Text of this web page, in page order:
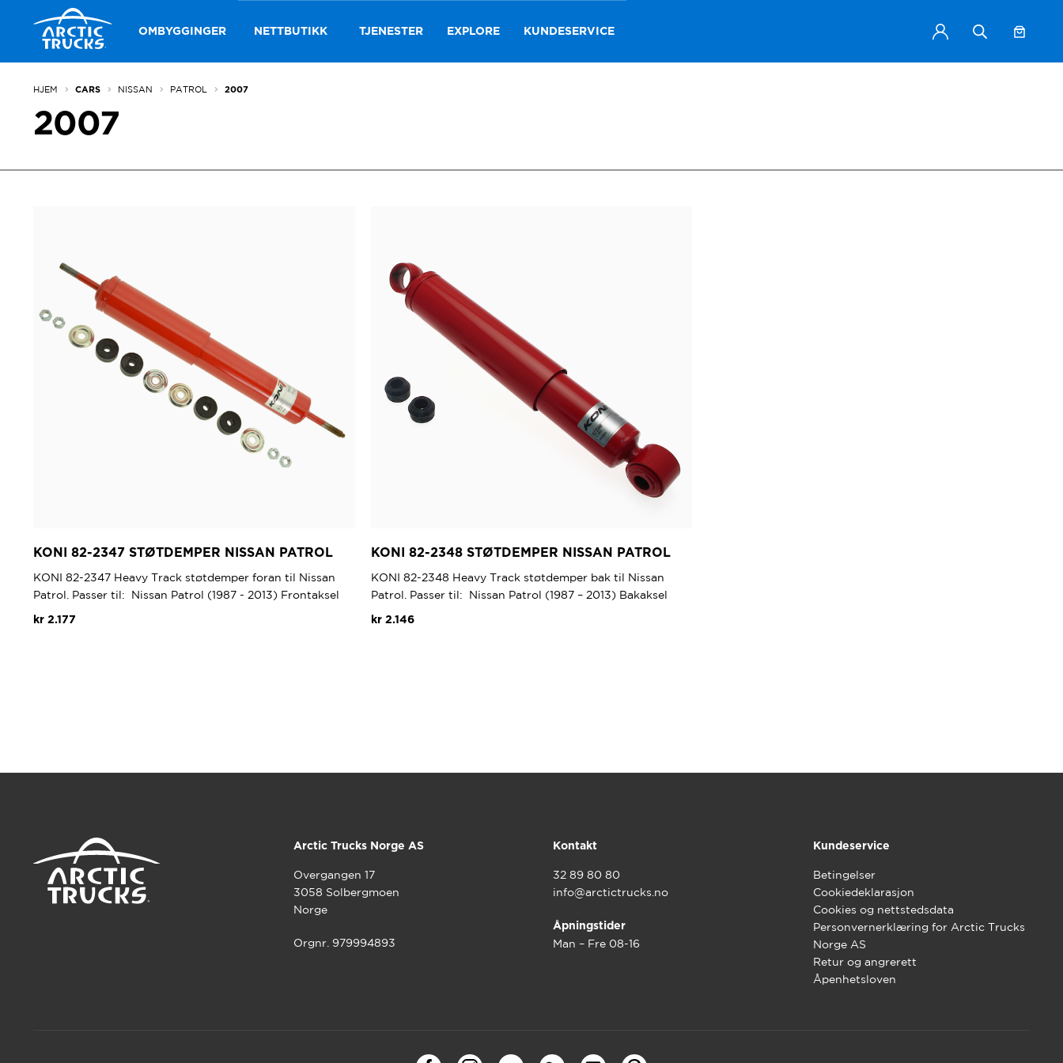
Hopp
til
navigasjon
Hopp
til
innhold
OMBYGGINGER NETTBUTIKK TJENESTER EXPLORE KUNDESERVICE
HJEM CARS NISSAN PATROL 2007
2007
KONI 82-2347 STØTDEMPER NISSAN PATROL
KONI 82-2347 Heavy Track støtdemper foran til Nissan
Patrol. Passer til: Nissan Patrol (1987 - 2013) Frontaksel
kr 2.177
KONI 82-2348 STØTDEMPER NISSAN PATROL
KONI 82-2348 Heavy Track støtdemper bak til Nissan
Patrol. Passer til: Nissan Patrol (1987 – 2013) Bakaksel
kr2.146
Arctic Trucks Norge AS
Overgangen 17
3058 Solbergmoen
Norge
Orgnr. 979994893
Kontakt
32 89 80 80
info@arctictrucks.no
Åpningstider
Man – Fre 08-16
Kundeservice
Betingelser
Cookiedeklarasjon
Cookies og nettstedsdata
Personvernerklæring for Arctic Trucks
Norge AS
Retur og angrerett
Åpenhetsloven